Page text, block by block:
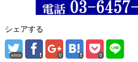
シェアする
error 0 0